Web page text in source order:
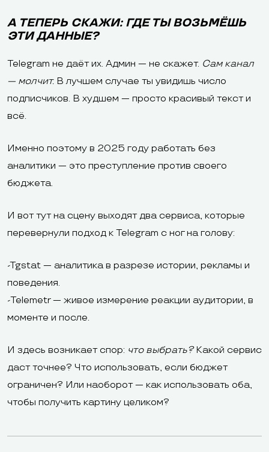
А ТЕПЕРЬ СКАЖИ: ГДЕ ТЫ ВОЗЬМЁШЬ
ЭТИ ДАННЫЕ?
Telegram не даёт их. Админ — не скажет. Сам канал
— молчит. В лучшем случае ты увидишь число
подписчиков. В худшем — просто красивый текст и
всё.
Именно поэтому в 2025 году работать без
аналитики — это преступление против своего
бюджета.
И вот тут на сцену выходят два сервиса, которые
перевернули подход к Telegram с ног на голову:
-Tgstat — аналитика в разрезе истории, рекламы и
поведения.
-Telemetr — живое измерение реакции аудитории, в
моменте и после.
И здесь возникает спор: что выбрать?Какой сервис
даст точнее? Что использовать, если бюджет
ограничен? Или наоборот — как использовать оба,
чтобы получить картину целиком?